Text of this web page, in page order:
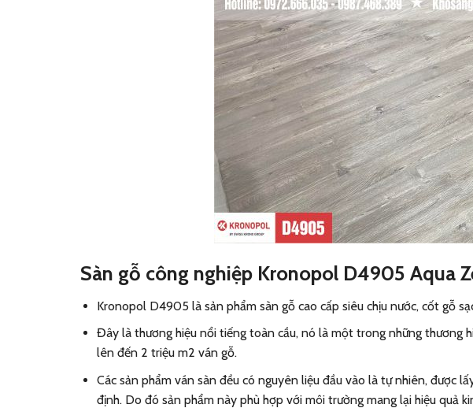
Sàn gỗ công nghiệp Kronopol D4905 Aqua
Kronopol D4905 là sản phẩm sàn gỗ cao cấp siêu chịu nước, cốt gỗ
Đây là thương hiệu nổi tiếng toàn cầu, nó là một trong những thương
lên đến 2 triệu m2 ván gỗ.
Các sản phẩm ván sàn đều có nguyên liệu đầu vào là tự nhiên, được
định. Do đó sản phẩm này phù hợp với môi trường mang lại hiệu quả